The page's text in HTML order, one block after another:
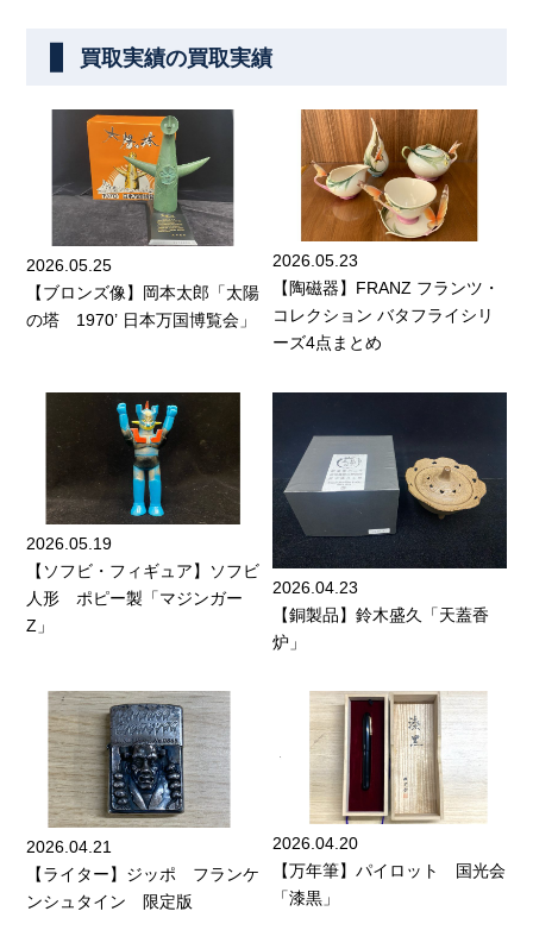
買取実績の買取実績
2026.05.25
【ブロンズ像】岡本太郎「太陽
の塔 1970’ 日本万国博覧会」
2026.05.23
【陶磁器】FRANZ フランツ・
コレクション バタフライシリ
ーズ4点まとめ
2026.05.19
【ソフビ・フィギュア】ソフビ
人形 ポピー製「マジンガー
Z」
2026.04.23
【銅製品】鈴木盛久「天蓋香
炉」
2026.04.21
【ライター】ジッポ フランケ
ンシュタイン 限定版
2026.04.20
【万年筆】パイロット 国光会
「漆黒」